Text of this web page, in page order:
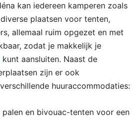
kan iedereen kamperen zoals
plaatsen voor tenten,
allemaal ruim opgezet en met
zodat je makkelijk je
kunt aansluiten. Naast de
zijn er ook
huuraccommodaties:
en bivouac-tenten voor een